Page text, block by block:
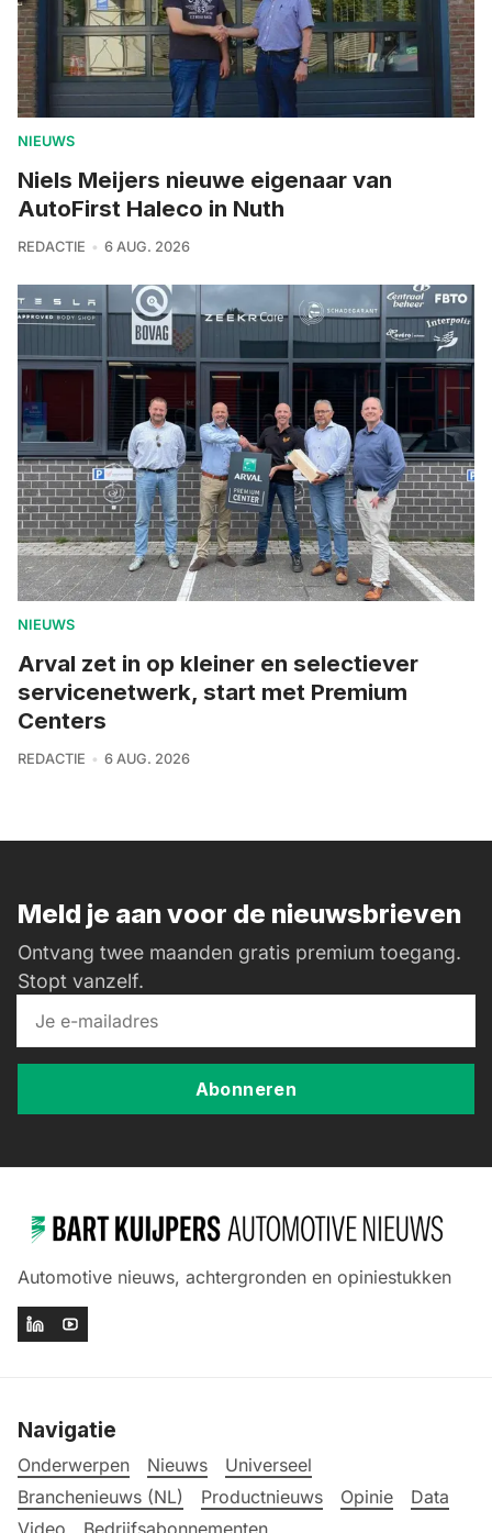
NIEUWS
Niels Meijers nieuwe eigenaar van
AutoFirst Haleco in Nuth
REDACTIE 6 AUG. 2026
NIEUWS
Arval zet in op kleiner en selectiever
servicenetwerk, start met Premium
Centers
REDACTIE 6 AUG. 2026
Meld je aan voor de nieuwsbrieven
Ontvang twee maanden gratis premium toegang.
Stopt vanzelf.
Abonneren
Automotive nieuws, achtergronden en opiniestukken
Navigatie
Onderwerpen Nieuws
Universeel
Branchenieuws (NL)
Productnieuws Opinie
Data